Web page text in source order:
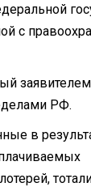
с
РФ.
в